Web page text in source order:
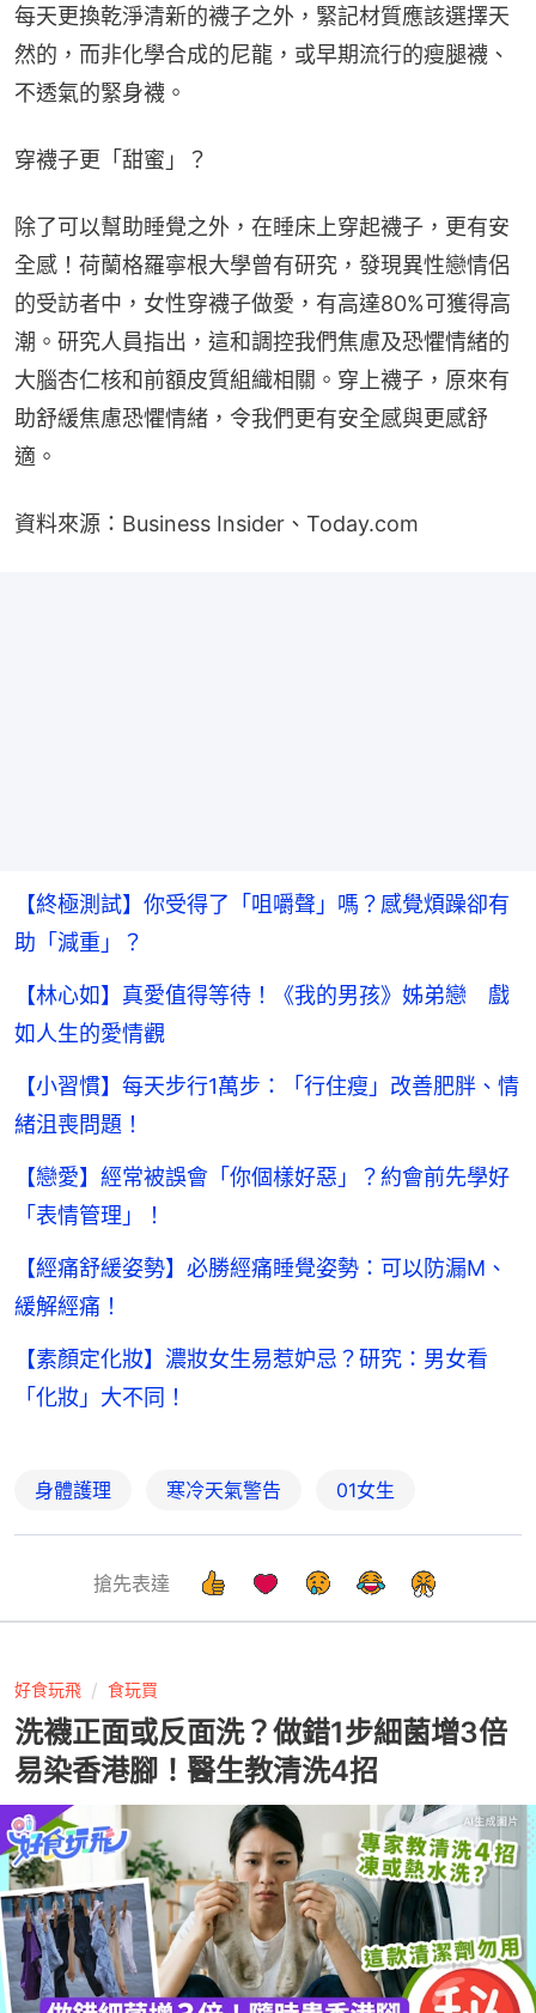
每天更換乾淨清新的襪子之外，緊記材質應該選擇天
然的，而非化學合成的尼龍，或早期流行的瘦腿襪、
不透氣的緊身襪。
穿襪子更「甜蜜」？
除了可以幫助睡覺之外，在睡床上穿起襪子，更有安
全感！荷蘭格羅寧根大學曾有研究，發現異性戀情侶
的受訪者中，女性穿襪子做愛，有高達80%可獲得高
潮。研究人員指出，這和調控我們焦慮及恐懼情緒的
大腦杏仁核和前額皮質組織相關。穿上襪子，原來有
助舒緩焦慮恐懼情緒，令我們更有安全感與更感舒
適。
資料來源：Business Insider、Today.com
【終極測試】你受得了「咀嚼聲」嗎？感覺煩躁卻有
助「減重」？
【林心如】真愛值得等待！《我的男孩》姊弟戀 戲
如人生的愛情觀
【小習慣】每天步行1萬步：「行住瘦」改善肥胖、情
緒沮喪問題！
【戀愛】經常被誤會「你個樣好惡」？約會前先學好
「表情管理」！
【經痛舒緩姿勢】必勝經痛睡覺姿勢：可以防漏M、
緩解經痛！
【素顏定化妝】濃妝女生易惹妒忌？研究：男女看
「化妝」大不同！
身體護理 寒冷天氣警告 01女生
搶先表達
好食玩飛 食玩買
洗襪正面或反面洗？做錯1步細菌增3倍
易染香港腳！醫生教清洗4招